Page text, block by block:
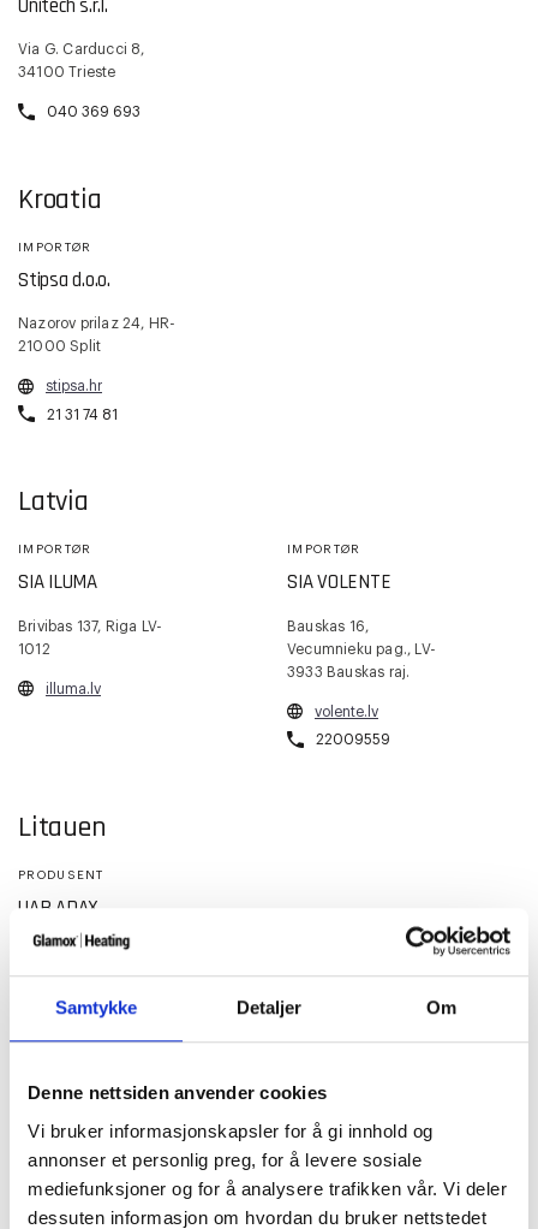
Samtykke Detaljer Om
Denne nettsiden anvender cookies
Vi bruker informasjonskapsler for å gi innhold og
annonser et personlig preg, for å levere sosiale
mediefunksjoner og for å analysere trafikken vår. Vi deler
dessuten informasjon om hvordan du bruker nettstedet
Unitech s.r.l.
Via G. Carducci 8,
34100 Trieste
040 369 693
Kroatia
IMPORTØR
Stipsa d.o.o.
Nazorov prilaz 24, HR-
21000 Split
stipsa.hr
21 31 74 81
Latvia
IMPORTØR
SIA ILUMA
Brivibas 137, Riga LV-
1012
illuma.lv
IMPORTØR
SIA VOLENTE
Bauskas 16,
Vecumnieku pag., LV-
3933 Bauskas raj.
volente.lv
22009559
Litauen
PRODUSENT
UAB ADAX
Ramygalos str. 190E,
LT-36224 Panevėžys
adax.lt
45 577929
Mongolia
Gobiland Co., Ltd